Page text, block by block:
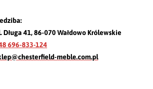
Długa 41, 86-070 Wałdowo Królewskie
696-833-124
meble.com.pl